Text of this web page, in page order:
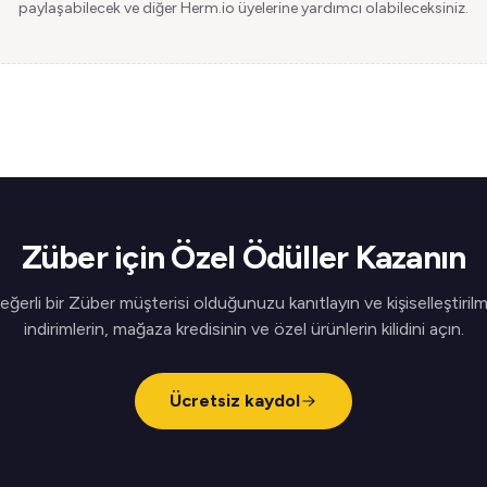
paylaşabilecek ve diğer Herm.io üyelerine yardımcı olabileceksiniz.
Züber için Özel Ödüller Kazanın
bir Züber müşterisi olduğunuzu kanıtlayın ve
indirimlerin, mağaza kredisinin ve özel ürünlerin kilidini açın.
Ücretsiz kaydol